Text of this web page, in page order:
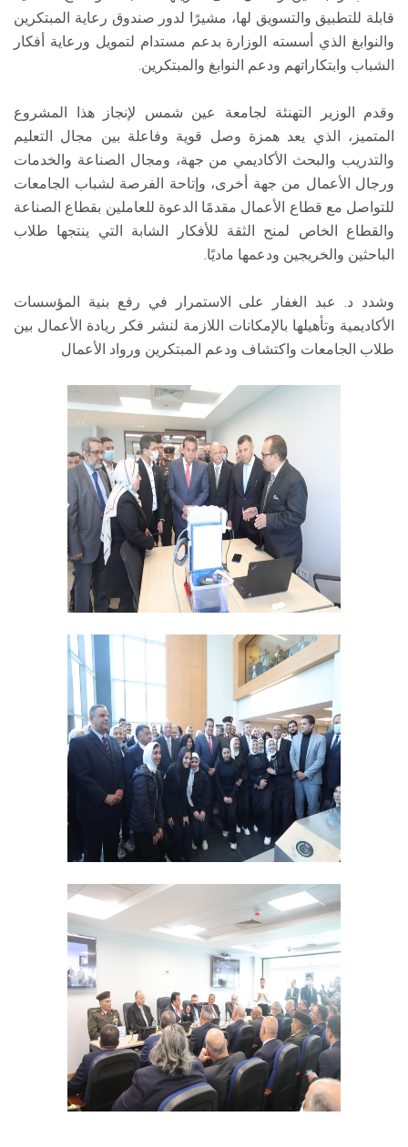
قابلة للتطبيق والتسويق لها، مشيرًا لدور صندوق رعاية المبتكرين
والنوابغ الذي أسسته الوزارة بدعم مستدام لتمويل ورعاية أفكار
الشباب وابتكاراتهم ودعم النوابغ والمبتكرين.
وقدم الوزير التهنئة لجامعة عين شمس لإنجاز هذا المشروع
المتميز، الذي يعد همزة وصل قوية وفاعلة بين مجال التعليم
والتدريب والبحث الأكاديمي من جهة، ومجال الصناعة والخدمات
ورجال الأعمال من جهة أخرى، وإتاحة الفرصة لشباب الجامعات
للتواصل مع قطاع الأعمال مقدمًا الدعوة للعاملين بقطاع الصناعة
والقطاع الخاص لمنح الثقة للأفكار الشابة التي ينتجها طلاب
الباحثين والخريجين ودعمها ماديًا.
وشدد د. عبد الغفار على الاستمرار في رفع بنية المؤسسات
الأكاديمية وتأهيلها بالإمكانات اللازمة لنشر فكر ريادة الأعمال بين
طلاب الجامعات واكتشاف ودعم المبتكرين ورواد الأعمال